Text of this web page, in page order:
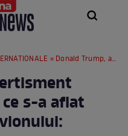
» Donald Trump, avertisment pentru Iran, după ce s-a aflat cauza prăbuşirii avionului: "Lumea se uită"
s-a aflat